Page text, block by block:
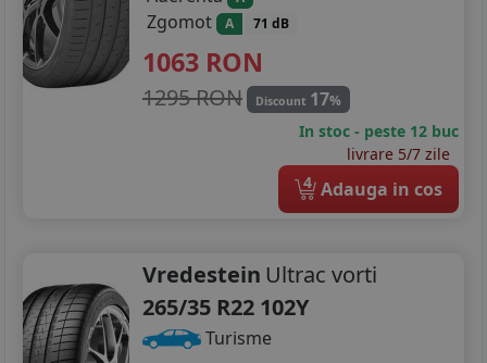
Zgomot A 71 dB
1063 RON
1295 RON Discount 17%
In stoc - peste 12 buc
livrare 5/7 zile
4 Adauga in cos
Vredestein Ultrac vorti
265/35 R22 102Y
Turisme